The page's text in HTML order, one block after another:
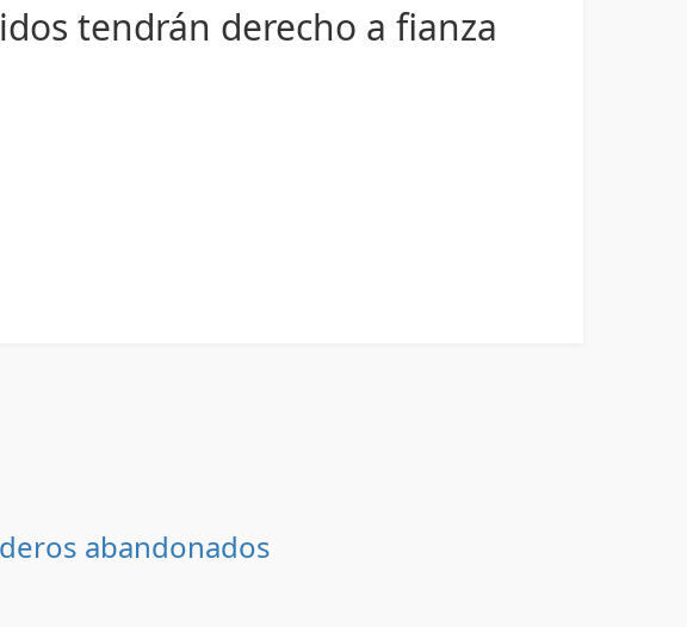
tendrán derecho a fianza
abandonados